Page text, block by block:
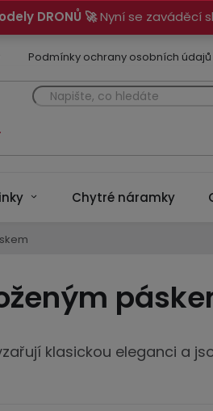
DRONŮ 🚀Nyní se zaváděcí
Podmínky ochrany osobních údajů
Chytré náramky
klasickou eleganci a